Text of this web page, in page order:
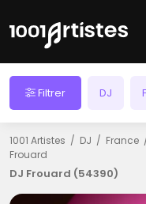
Filtrer DJ
1001 Artistes DJ France
Frouard
DJ Frouard (54390)